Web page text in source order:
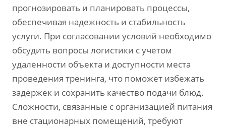
прогнозировать и планировать процессы,
обеспечивая надежность и стабильность
услуги. При согласовании условий необходимо
обсудить вопросы логистики с учетом
удаленности объекта и доступности места
проведения тренинга, что поможет избежать
задержек и сохранить качество подачи блюд.
Сложности, связанные с организацией питания
вне стационарных помещений, требуют